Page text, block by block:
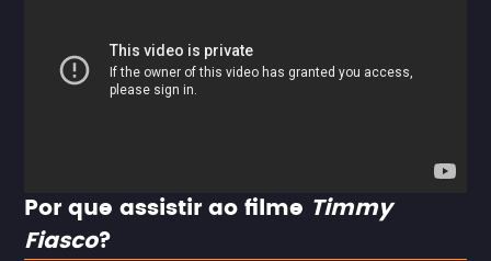
Por que assistir ao filme Timmy
Fiasco?